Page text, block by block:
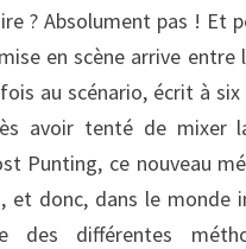
? Absolument pas ! Et
en scène arrive entre
au scénario, écrit à
avoir tenté de mixer
Punting, ce nouveau
et donc, dans le monde
des différentes